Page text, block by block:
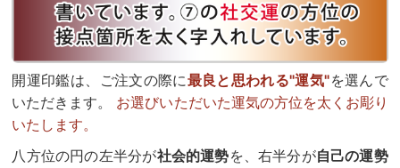
開運印鑑は、ご注文の際に最良と思われる"運気"を選んで
いただきます。 お選びいただいた運気の方位を太くお彫り
いたします。
八方位の円の左半分が社会的運勢を、右半分が自己の運勢